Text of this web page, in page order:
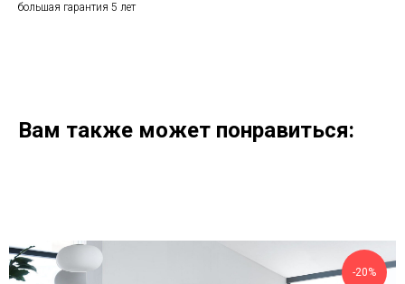
большая гарантия 5 лет
Вам также может понравиться:
-20%